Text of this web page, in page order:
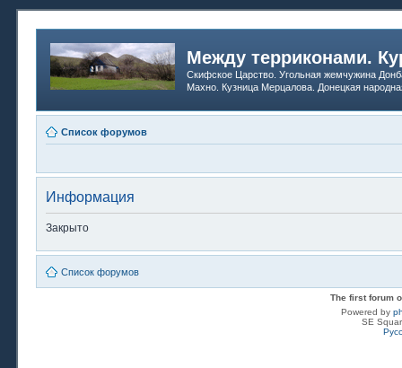
Между терриконами.
Скифское Царство. Угольная жемчужина
Махно. Кузница Мерцалова. Донецкая
Список форумов
Информация
Закрыто
Список форумов
The first forum
Powered by
SE